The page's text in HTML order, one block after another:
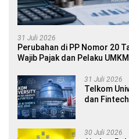
31 Juli 2026
Perubahan di PP Nomor 20
Wajib Pajak dan Pelaku UMKM
31 Juli 2026
Telkom
dan
30 Juli 2026